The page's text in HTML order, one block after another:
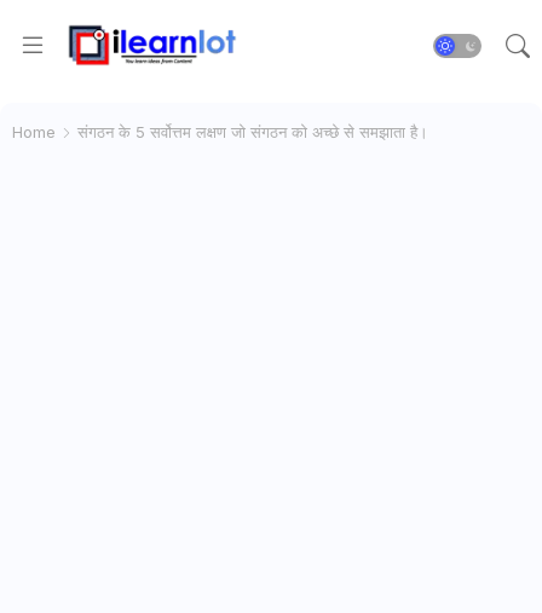
Home संगठन के 5 सर्वोत्तम लक्षण जो संगठन को अच्छे से समझाता है।